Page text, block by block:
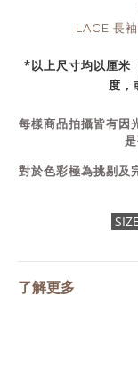
LACE 長
*以上尺寸均以厘米
度，
每樣商品拍攝皆有因
對於色彩極為挑剔及
了解更多